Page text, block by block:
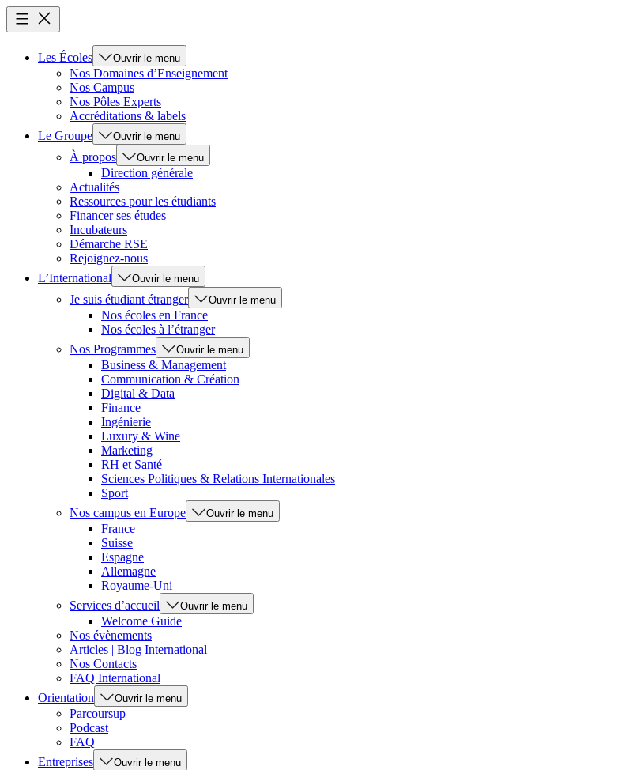
Les Écoles Ouvrir le menu
Nos Domaines d’Enseignement
Nos Campus
Nos Pôles Experts
Accréditations & labels
Le Groupe
Ouvrir le menu
À propos Ouvrir le menu
Direction générale
Actualités
Ressources pour les étudiants
Financer ses études
Incubateurs
Démarche RSE
Rejoignez-nous
L’International
Ouvrir le menu
Je suis étudiant étranger Ouvrir le menu
Nos écoles en France
Nos écoles à l’étranger
Nos Programmes
Ouvrir le menu
Business & Management
Communication & Création
Digital & Data
Finance
Ingénierie
Luxury & Wine
Marketing
RH et Santé
Sciences Politiques & Relations Internationales
Sport
Nos campus en Europe
Ouvrir le menu
France
Suisse
Espagne
Allemagne
Royaume-Uni
Services d’accueil
Ouvrir le menu
Welcome Guide
Nos évènements
Articles | Blog International
Nos Contacts
FAQ International
Orientation
Ouvrir le menu
Parcoursup
Podcast
FAQ
Entreprises
Ouvrir le menu